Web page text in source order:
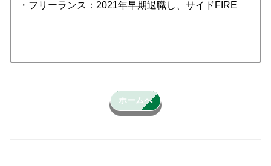
・フリーランス：2021年早期退職し、サイドFIRE
ホームへ